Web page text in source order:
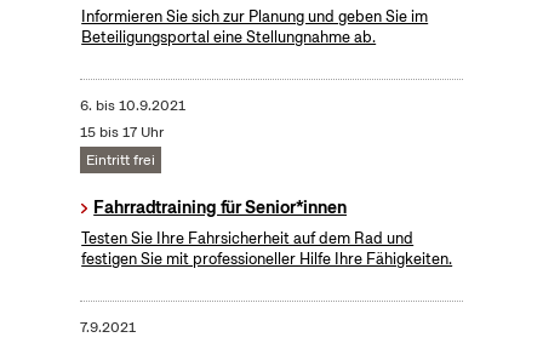
Informieren Sie sich zur Planung und geben Sie im
Beteiligungsportal eine Stellungnahme ab.
6. bis10.9.2021
15 bis 17 Uhr
Eintritt frei
Fahrradtraining für Senior*innen
Testen Sie Ihre Fahrsicherheit auf dem Rad und
festigen Sie mit professioneller Hilfe Ihre Fähigkeiten.
7.9.2021